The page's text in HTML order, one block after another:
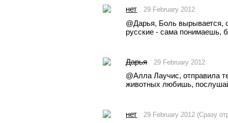
нет 29 February 2012
@Дарья, Боль вырывается,
русские - сама понимаешь,
Дарья 29 February 2012
@Aлла Лаучис, отправила
животных любишь,
нет 29 February 2012 (Сразу